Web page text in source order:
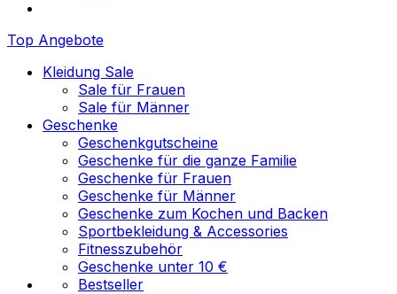
Top Angebote
Kleidung Sale
Sale für Frauen
Sale für Männer
Geschenke
Geschenkgutscheine
Geschenke für die ganze Familie
Geschenke für Frauen
Geschenke für Männer
Geschenke zum Kochen und Backen
Sportbekleidung & Accessories
Fitnesszubehör
Geschenke unter 10 €
Bestseller